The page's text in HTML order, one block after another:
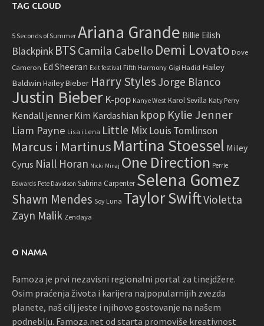
TAG CLOUD
5 Seconds of Summer Ariana Grande Billie Eilish
Blackpink BTS Camila Cabello Demi Lovato Dove
Cameron Ed Sheeran Exit festival Fifth Harmony Gigi Hadid Hailey
Baldwin Hailey Bieber Harry Styles Jorge Blanco
Justin Bieber K-pop Kanye West Karol Sevilla Katy Perry
Kendall jenner Kim Kardashian kpop Kylie Jenner
Liam Payne Lisa i Lena Little MixLouis Tomlinson
Marcus i Martinus Martina Stoessel Miley
Cyrus Niall Horan Nicki Minaj One Direction Perrie
Edwards Pete Davidson Sabrina Carpenter Selena Gomez
Shawn Mendes Soy Luna Taylor SwiftVioletta
Zayn Malik Zendaya
O NAMA
Famoza je prvi nezavisni regionalni portal za tinejdžere.
Osim praćenja života i karijera najpopularnijih zvezda
planete, naš cilj jeste i njihovo gostovanje na našem
podneblju. Famoza.net od starta promoviše kreativnost